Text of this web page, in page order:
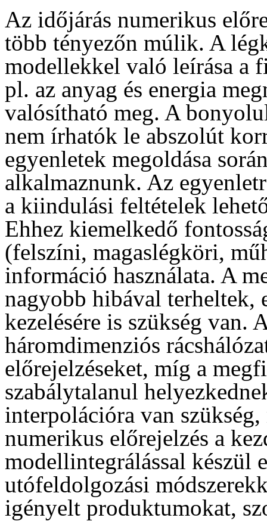
Az időjárás numerikus
több tényezőn múlik. A
modellekkel való leírása a
pl. az anyag és energia
valósítható meg. A
nem írhatók le abszolút
egyenletek megoldása
alkalmaznunk. Az
a kiindulási feltételek
Ehhez kiemelkedő
(felszíni, magaslégköri,
információ használata. A
nagyobb hibával terheltek,
kezelésére is szükség van.
háromdimenziós
előrejelzéseket, míg a
szabálytalanul
interpolációra van
numerikus előrejelzés a
modellintegrálással készül
utófeldolgozási
igényelt produktumokat,